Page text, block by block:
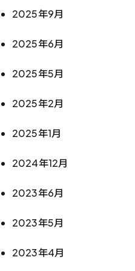
2025年9月
2025年6月
2025年5月
2025年2月
2025年1月
2024年12月
2023年6月
2023年5月
2023年4月